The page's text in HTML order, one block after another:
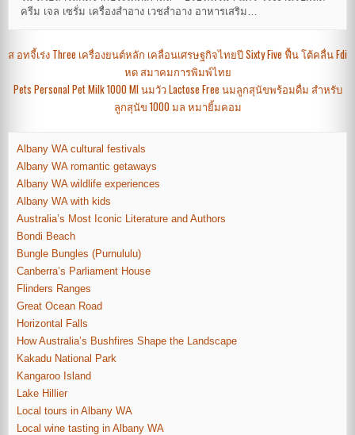
ครีม เจล เซรั่ม เครื่องสำอาง เวชสำอาง อาหารเสริม…
Post
ส อทจี้เร่ง Three เครื่องยนต์หลัก เคลื่อนเศรษฐกิจไทยปี Sixty Five ฟื้น โต้คลื่น Fdi
หด สมาคมการพิมพ์ไทย
Pets Personal Pet Milk 1000 Ml นมวัว Lactose Free นมลูกสุนัขพร้อมดื่ม สำหรับ
ลูกสุนัข 1000 มล หมายิ้มคอม
Albany WA cultural festivals
Albany WA romantic getaways
Albany WA wildlife experiences
Albany WA with kids
Australia’s Most Iconic Literature and Authors
Bondi Beach
Bungle Bungles (Purnululu)
Canberra’s Parliament House
Flinders Ranges
Great Ocean Road
Horizontal Falls
How Australia’s Bushfires Shape the Landscape
Kakadu National Park
Kangaroo Island
Lake Hillier
Local tours in Albany WA
Local wine tasting in Albany WA